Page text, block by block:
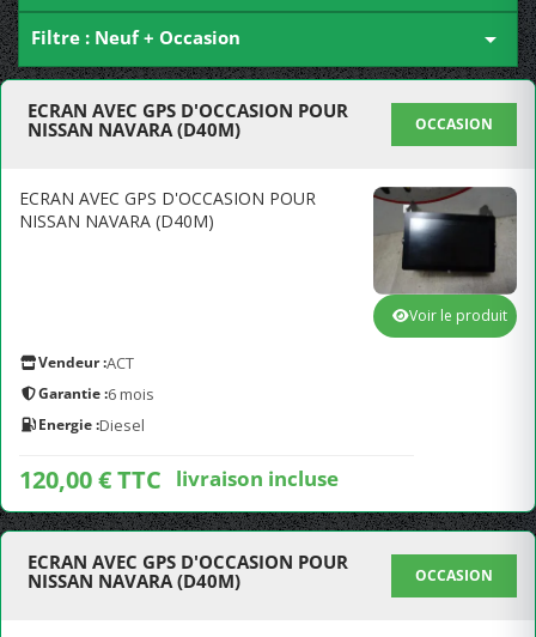
Filtre : Neuf + Occasion 
ECRAN AVEC GPS D'OCCASION POUR
NISSAN NAVARA (D40M)
OCCASION
ECRAN AVEC GPS D'OCCASION POUR
NISSAN NAVARA (D40M)
Vendeur :ACT
Garantie :6 mois
Energie :Diesel
120,00 € TTC livraison incluse
Voir le produit
ECRAN AVEC GPS D'OCCASION POUR
NISSAN NAVARA (D40M)
OCCASION